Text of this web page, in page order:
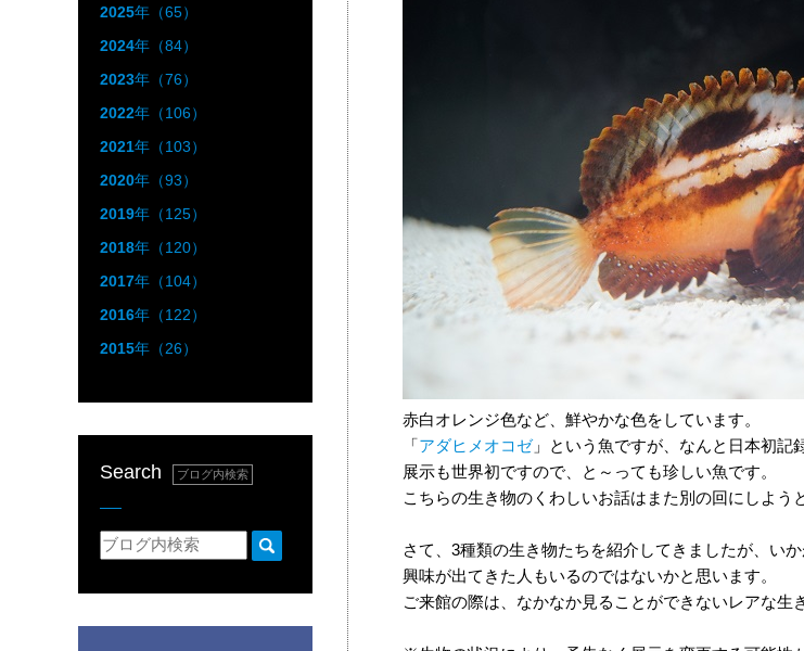
赤白オレンジ色など、鮮やかな色をしています。
「アダヒメオコゼ」という魚ですが、なんと日本初記
展示も世界初ですので、と～っても珍しい魚です。
こちらの生き物のくわしいお話はまた別の回にしよう
さて、3種類の生き物たちを紹介してきましたが、い
興味が出てきた人もいるのではないかと思います。
ご来館の際は、なかなか見ることができないレアな生
2025年（65）
2024年（84）
2023年（76）
2022年（106）
2021年（103）
2020年（93）
2019年（125）
2018年（120）
2017年（104）
2016年（122）
2015年（26）
Search ブログ内検索